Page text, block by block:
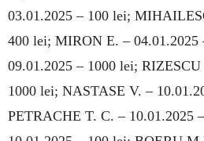
03.01.2025 – 100 lei;
400 lei; MIRON E. –
09.01.2025 – 1000 lei;
1000 lei; NASTASE V. –
PETRACHE T. C. – 10.01.2025